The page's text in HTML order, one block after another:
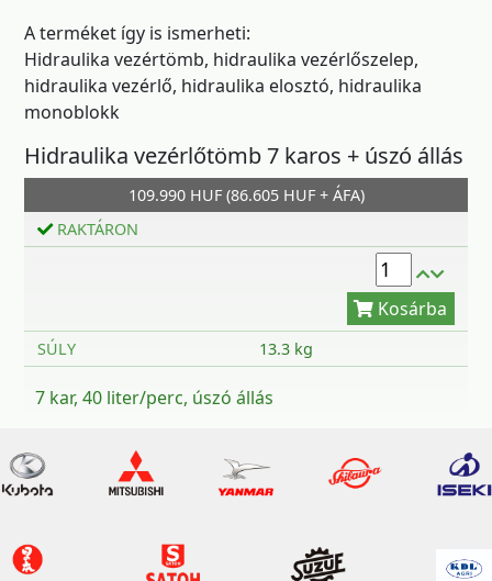
A terméket így is ismerheti:
Hidraulika vezértömb, hidraulika vezérlőszelep,
hidraulika vezérlő, hidraulika elosztó, hidraulika
monoblokk
Hidraulika vezérlőtömb 7 karos + úszó állás
109.990 HUF (86.605 HUF + ÁFA)
RAKTÁRON
Kosárba
SÚLY 13.3 kg
7 kar, 40 liter/perc, úszó állás